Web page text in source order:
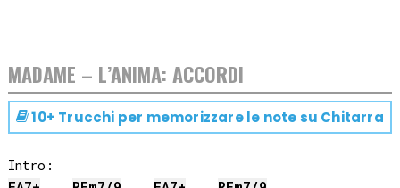
MADAME – L’ANIMA: ACCORDI
10+ Trucchi per memorizzare le note su Chitarra